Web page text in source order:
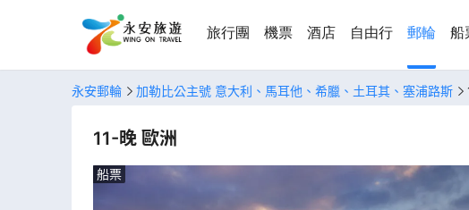
旅行團 機票 酒店 自由行 郵輪 船
永安郵輪 加勒比公主號 意大利、馬耳他、希臘、土耳其、塞浦路斯
11-晚 歐洲
船票